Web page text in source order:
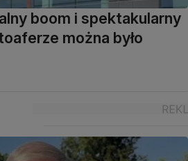
boom i spektakularny
można było